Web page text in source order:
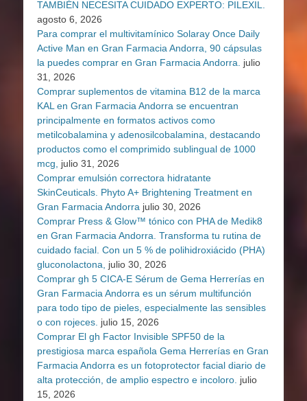
TAMBIÉN NECESITA CUIDADO EXPERTO: PILEXIL.
agosto 6, 2026
Para comprar el multivitamínico Solaray Once Daily
Active Man en Gran Farmacia Andorra, 90 cápsulas
la puedes comprar en Gran Farmacia Andorra.
julio
31, 2026
Comprar suplementos de vitamina B12 de la marca
KAL en Gran Farmacia Andorra se encuentran
principalmente en formatos activos como
metilcobalamina y adenosilcobalamina, destacando
productos como el comprimido sublingual de 1000
mcg,
julio 31, 2026
Comprar emulsión correctora hidratante
SkinCeuticals. Phyto A+ Brightening Treatment en
Gran Farmacia Andorra julio 30, 2026
Comprar Press & Glow™ tónico con PHA de Medik8
en Gran Farmacia Andorra. Transforma tu rutina de
cuidado facial. Con un 5 % de polihidroxiácido (PHA)
gluconolactona,
julio 30, 2026
Comprar gh 5 CICA-E Sérum de Gema Herrerías en
Gran Farmacia Andorra es un sérum multifunción
para todo tipo de pieles, especialmente las sensibles
o con rojeces. julio 15, 2026
Comprar El gh Factor Invisible SPF50 de la
prestigiosa marca española Gema Herrerías en Gran
Farmacia Andorra es un fotoprotector facial diario de
alta protección, de amplio espectro e incoloro. julio
15, 2026